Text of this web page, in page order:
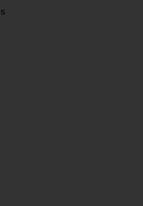
XT-6 STEEL STREETS